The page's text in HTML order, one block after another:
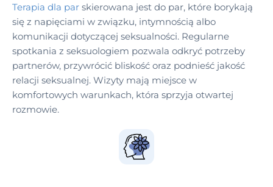
Terapia dla par skierowana jest do par, które borykają
się z napięciami w związku, intymnością albo
komunikacji dotyczącej seksualności. Regularne
spotkania z seksuologiem pozwala odkryć potrzeby
partnerów, przywrócić bliskość oraz podnieść jakość
relacji seksualnej. Wizyty mają miejsce w
komfortowych warunkach, która sprzyja otwartej
rozmowie.